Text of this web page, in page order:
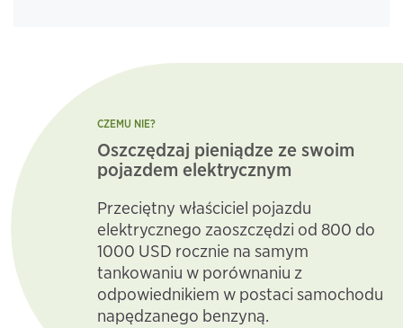
CZEMU NIE?
Oszczędzaj pieniądze ze swoim
pojazdem elektrycznym
Przeciętny właściciel pojazdu
elektrycznego zaoszczędzi od 800 do
1000 USD rocznie na samym
tankowaniu w porównaniu z
odpowiednikiem w postaci samochodu
napędzanego benzyną.